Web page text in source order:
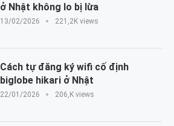
ở Nhật không lo bị lừa
13/02/2026 221,2K views
Cách tự đăng ký wifi cố định
biglobe hikari ở Nhật
22/01/2026 206,K views